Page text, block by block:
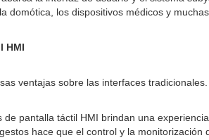
domótica, los dispositivos médicos y
HMI
ventajas sobre las interfaces
de pantalla táctil HMI brindan una
hace que el control y la monitorización